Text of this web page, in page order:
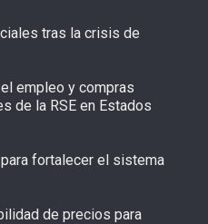
tras la crisis de
empleo y compras
de la RSE en Estados
fortalecer el sistema
de precios para